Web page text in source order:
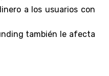
a los usuarios con
también le afecta